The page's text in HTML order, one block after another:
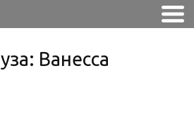
Ванесса